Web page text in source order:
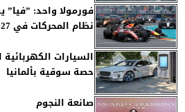
فورمولا واحد: ”فيا”
نظام المحركات في 2027
السيارات
حصة سوقية بألمانيا
صانعة النجوم